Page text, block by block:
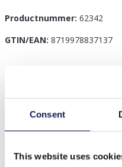
Consent
This website uses
Productnummer: 62342
GTIN/EAN: 8719978837137
E-F15.2 B2375-036-1
Anderen kochten ook